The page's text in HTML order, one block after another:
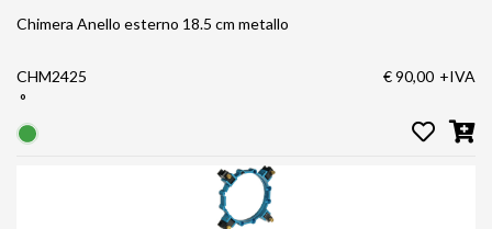
Chimera Anello esterno 18.5 cm metallo
CHM2425
°
€ 90,00 +IVA